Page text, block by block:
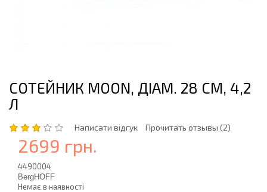
СОТЕЙНИК MOON, ДІАМ. 28 СМ, 4,2
Л
Написати відгук Прочитать отзывы (2)
2699 грн.
4490004
BergHOFF
Немає в наявності